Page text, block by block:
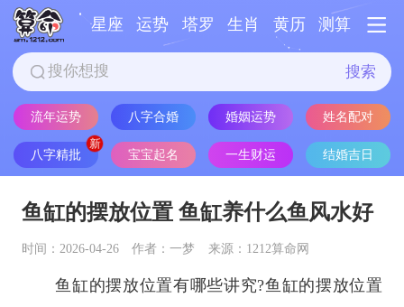
星座 运势 塔罗 生肖 黄历 测算
搜索
流年运势 八字合婚 婚姻运势 姓名配对
八字精批 宝宝起名 一生财运 结婚吉日
鱼缸的摆放位置 鱼缸养什么鱼风水好
时间：2026-04-26 作者：一梦 来源：1212算命网
鱼缸的摆放位置有哪些讲究?鱼缸的摆放位置